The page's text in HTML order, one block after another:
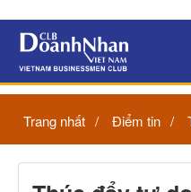
Trang nhất Điểm tin